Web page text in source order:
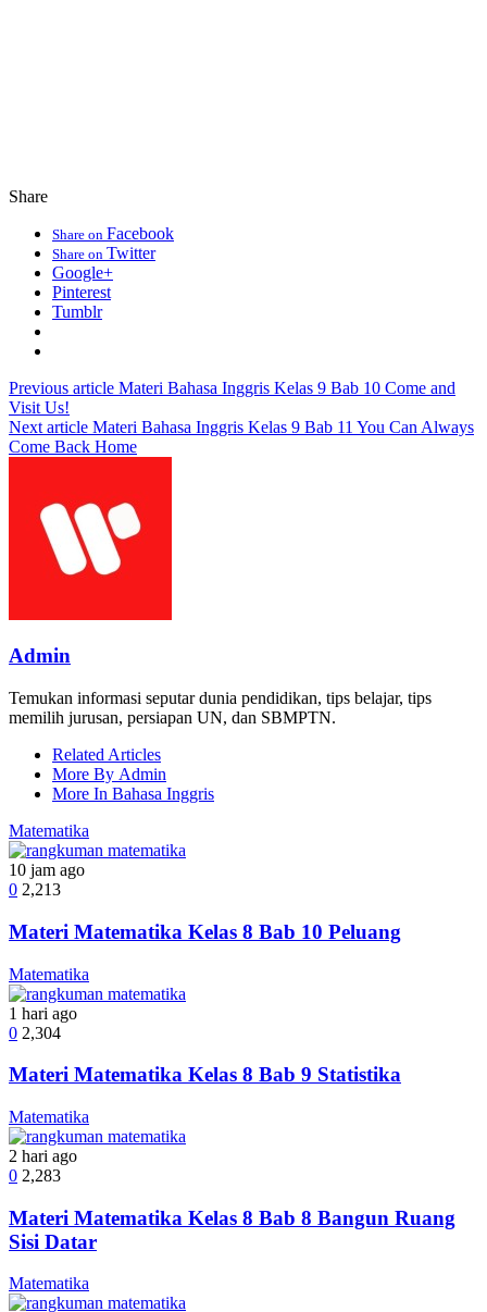
Share
Share on Facebook
Share on Twitter
Google+
Pinterest
Tumblr
Previous article Materi Bahasa Inggris Kelas 9 Bab 10 Come and
Visit Us!
Next article Materi Bahasa Inggris Kelas 9 Bab 11 You Can Always
Come Back Home
Admin
Temukan informasi seputar dunia pendidikan, tips belajar, tips
memilih jurusan, persiapan UN, dan SBMPTN.
Related Articles
More By Admin
More In Bahasa Inggris
Matematika
10 jam ago
0 2,213
Materi Matematika Kelas 8 Bab 10 Peluang
Matematika
1 hari ago
0 2,304
Materi Matematika Kelas 8 Bab 9 Statistika
Matematika
2 hari ago
0 2,283
Materi Matematika Kelas 8 Bab 8 Bangun Ruang
Sisi Datar
Matematika